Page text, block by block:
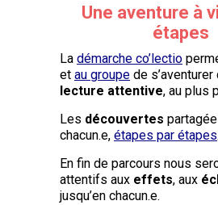
Une aventure à
étapes
La démarche co’lectio
et au groupe de s’aventurer
lecture attentive, au plus
Les découvertes
chacun.e, étapes par étapes.
En fin de parcours nous
attentifs aux effets, aux
jusqu’en chacun.e.